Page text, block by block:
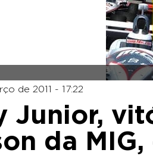
de 2011 - 17:22
Junior,
da